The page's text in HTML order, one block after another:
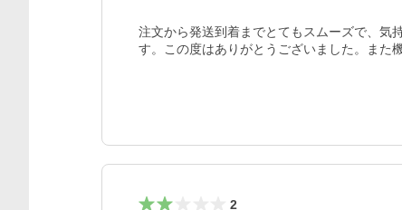
注文から発送到着までとてもスムーズで、気
す。この度はありがとうございました。また
2